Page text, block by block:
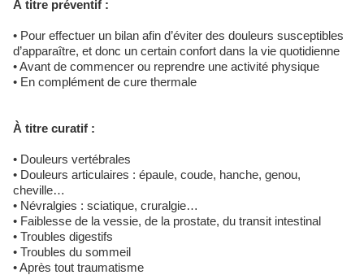
À titre préventif :
• Pour effectuer un bilan afin d’éviter des douleurs susceptibles
d’apparaître, et donc un certain confort dans la vie quotidienne
• Avant de commencer ou reprendre une activité physique
• En complément de cure thermale
À titre curatif :
• Douleurs vertébrales
• Douleurs articulaires : épaule, coude, hanche, genou,
cheville…
• Névralgies : sciatique, cruralgie…
• Faiblesse de la vessie, de la prostate, du transit intestinal
• Troubles digestifs
• Troubles du sommeil
• Après tout traumatisme